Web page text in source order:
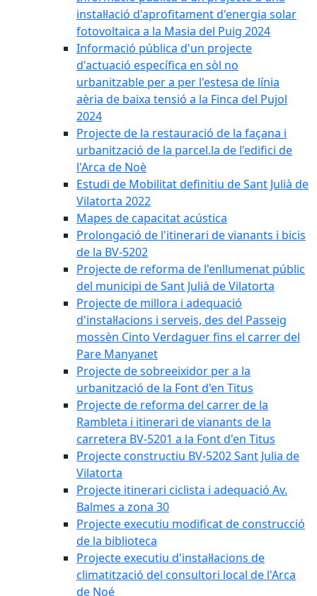
instal·lació d'aprofitament d'energia solar
fotovoltaica a la Masia del Puig 2024
Informació pública d'un projecte
d'actuació específica en sòl no
urbanitzable per a per l'estesa de línia
aèria de baixa tensió a la Finca del Pujol
2024
Projecte de la restauració de la façana i
urbanització de la parcel.la de l'edifici de
l'Arca de Noè
Estudi de Mobilitat definitiu de Sant Julià de
Vilatorta 2022
Mapes de capacitat acústica
Prolongació de l'itinerari de vianants i bicis
de la BV-5202
Projecte de reforma de l'enllumenat públic
del municipi de Sant Julià de Vilatorta
Projecte de millora i adequació
d'instal·lacions i serveis, des del Passeig
mossèn Cinto Verdaguer fins el carrer del
Pare Manyanet
Projecte de sobreeixidor per a la
urbanització de la Font d'en Titus
Projecte de reforma del carrer de la
Rambleta i itinerari de vianants de la
carretera BV-5201 a la Font d'en Titus
Projecte constructiu BV-5202 Sant Julia de
Vilatorta
Projecte itinerari ciclista i adequació Av.
Balmes a zona 30
Projecte executiu modificat de construcció
de la biblioteca
Projecte executiu d'instal·lacions de
climatització del consultori local de l'Arca
de Noé